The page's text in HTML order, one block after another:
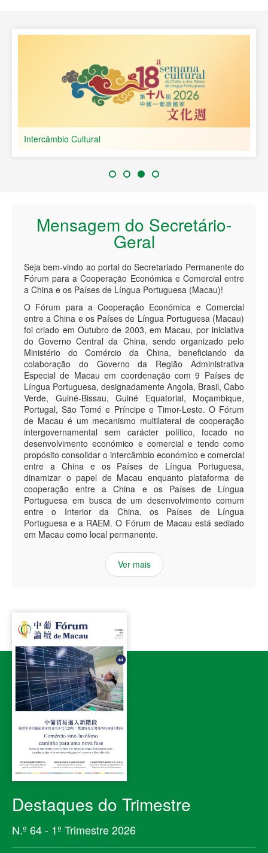
Intercâmbio Cultural
Mensagem do Secretário-
Geral
Seja bem-vindo ao portal do Secretariado Permanente do
Fórum para a Cooperação Económica e Comercial entre
a China e os Países de Língua Portuguesa (Macau)!
O Fórum para a Cooperação Económica e Comercial
entre a China e os Países de Língua Portuguesa (Macau)
foi criado em Outubro de 2003, em Macau, por iniciativa
do Governo Central da China, sendo organizado pelo
Ministério do Comércio da China, beneficiando da
colaboração do Governo da Região Administrativa
Especial de Macau em coordenação com 9 Países de
Língua Portuguesa, designadamente Angola, Brasil, Cabo
Verde, Guiné-Bissau, Guiné Equatorial, Moçambique,
Portugal, São Tomé e Príncipe e Timor-Leste. O Fórum
de Macau é um mecanismo multilateral de cooperação
intergovernamental sem carácter político, focado no
desenvolvimento económico e comercial e tendo como
propósito consolidar o intercâmbio económico e comercial
entre a China e os Países de Língua Portuguesa,
dinamizar o papel de Macau enquanto plataforma de
cooperação entre a China e os Países de Língua
Portuguesa em busca de um desenvolvimento comum
entre o Interior da China, os Países de Língua
Portuguesa e a RAEM. O Fórum de Macau está sediado
em Macau como local permanente.
Ver mais
Destaques do Trimestre
N.º 64 - 1º Trimestre 2026